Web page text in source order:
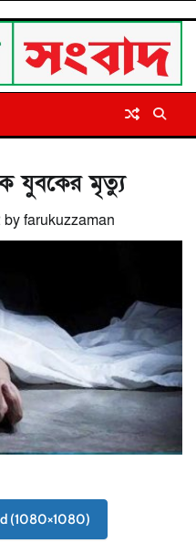
যুবকের মৃত্যু
byfarukuzzaman
(1080×1080)